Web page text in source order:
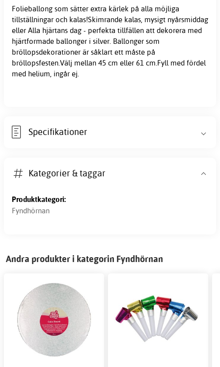
Folieballong som sätter extra kärlek på alla möjliga
tillställningar och kalas!Skimrande kalas, mysigt nyårsmiddag
eller Alla hjärtans dag - perfekta tillfällen att dekorera med
hjärtformade ballonger i silver. Ballonger som
bröllopsdekorationer är såklart ett måste på
bröllopsfesten.Välj mellan 45 cm eller 61 cm.Fyll med fördel
med helium, ingår ej.
Specifikationer
Kategorier & taggar
Produktkategori:
Fyndhörnan
Andra produkter i kategorin Fyndhörnan